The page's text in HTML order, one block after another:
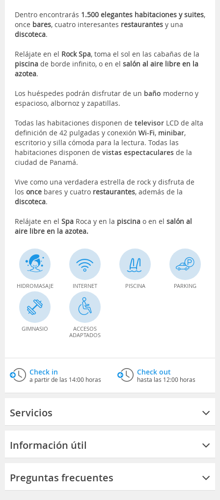
Dentro encontrarás 1.500 elegantes habitaciones y suites,
once bares, cuatro interesantes restaurantes y una
discoteca.
Relájate en el Rock Spa, toma el sol en las cabañas de la
piscina de borde infinito, o en el salón al aire libre en la
azotea.
Los huéspedes podrán disfrutar de un baño moderno y
espacioso, albornoz y zapatillas.
Todas las habitaciones disponen de televisor LCD de alta
definición de 42 pulgadas y conexión Wi-Fi, minibar,
escritorio y silla cómoda para la lectura. Todas las
habitaciones disponen de vistas espectaculares de la
ciudad de Panamá.
Vive como una verdadera estrella de rock y disfruta de
los once bares y cuatro restaurantes, además de la
discoteca.
Relájate en el Spa Roca y en la piscina o en el salón al
aire libre en la azotea.
HIDROMASAJE INTERNET PISCINA PARKING
GIMNASIO
ACCESOS
ADAPTADOS
Check in
a partir de las 14:00 horas
Check out
hasta las 12:00 horas
Servicios
Información útil
Preguntas frecuentes